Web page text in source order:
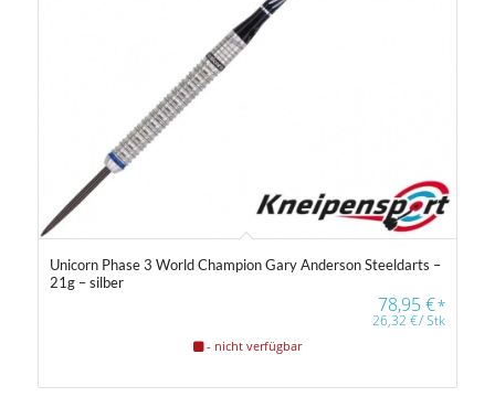
Unicorn Phase 3 World Champion Gary Anderson Steeldarts –
21g – silber
78,95€*
26,32€/Stk
- nicht verfügbar